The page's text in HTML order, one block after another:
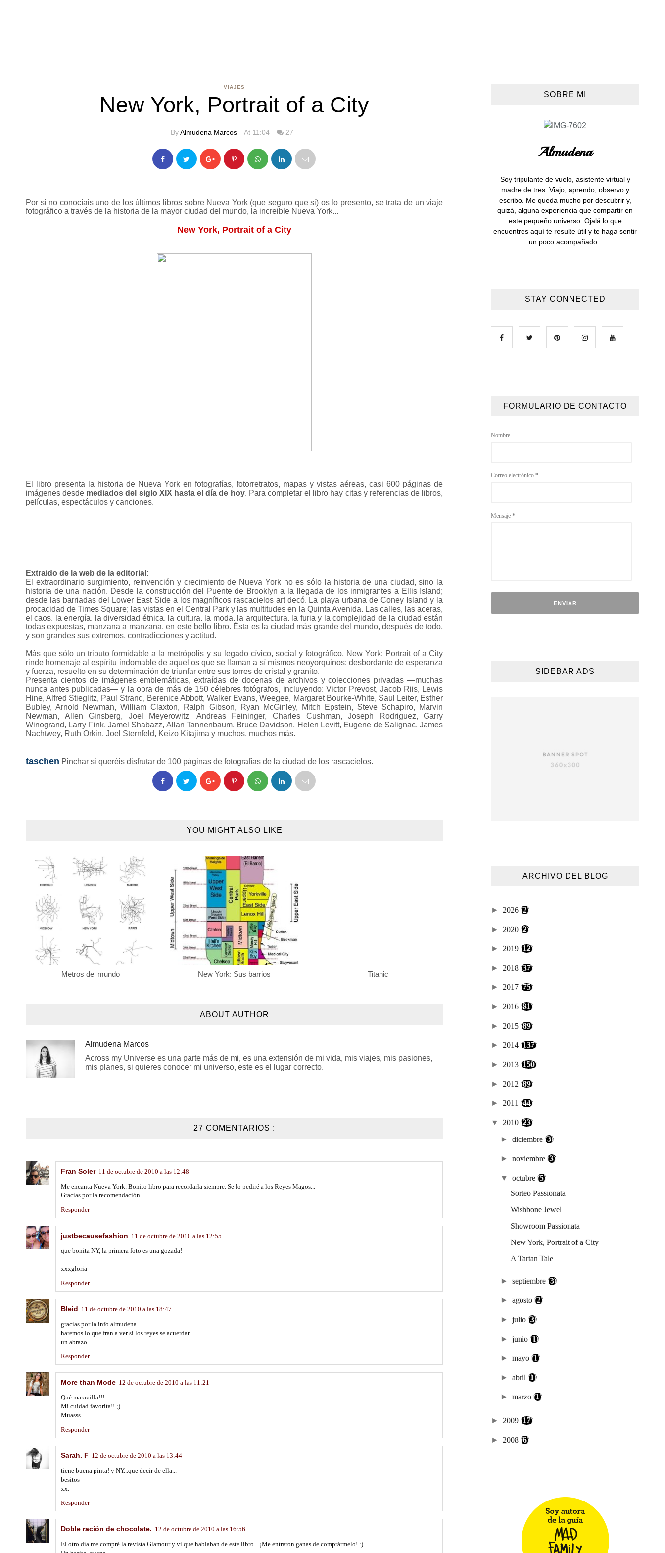
VIAJES
New York, Portrait of a City
ByAlmudena Marcos At 11:04 27
Por si no conocíais uno de los últimos libros sobre Nueva York (que seguro que si) os lo presento, se trata de un viaje
fotográfico a través de la historia de la mayor ciudad del mundo, la increible Nueva York...
New York, Portrait of a City
El libro presenta la historia de Nueva York enfotografías, fotorretratos, mapas y vistas aéreas, casi 600 páginas de
imágenes desde mediados del siglo XIX hasta el día de hoy. Para completar el libro hay citas y referencias de libros,
películas, espectáculos y canciones.
Extraido de la web de la editorial:
El extraordinario surgimiento, reinvención y crecimiento de Nueva York no es sólo la historia de una ciudad, sino la
historia de una nación. Desde la construcción del Puente de Brooklyn a la llegada de los inmigrantes a Ellis Island;
desde las barriadas del Lower East Side a los magníficos rascacielos art decó. La playa urbana de Coney Island y la
procacidad de Times Square; las vistas en el Central Park y las multitudes en la Quinta Avenida. Las calles, las aceras,
el caos, la energía, la diversidad étnica, la cultura, la moda, la arquitectura, la furia y la complejidad de la ciudad están
todas expuestas, manzana a manzana, en este bello libro. Ésta es la ciudad más grande del mundo, después de todo,
y son grandes sus extremos, contradicciones y actitud.
Más que sólo un tributo formidable a la metrópolis y su legado cívico, social y fotográfico, New York: Portrait of a City
rinde homenaje al espíritu indomable de aquellos que se llaman a sí mismos neoyorquinos: desbordante de esperanza
y fuerza, resuelto en su determinación de triunfar entre sus torres de cristal y granito.
Presenta cientos de imágenes emblemáticas, extraídas de docenas de archivos y colecciones privadas —muchas
nunca antes publicadas— y la obra de más de 150 célebres fotógrafos, incluyendo: Victor Prevost, Jacob Riis, Lewis
Hine, Alfred Stieglitz, Paul Strand, Berenice Abbott, Walker Evans, Weegee, Margaret Bourke-White, Saul Leiter, Esther
Bubley, Arnold Newman, William Claxton, Ralph Gibson, Ryan McGinley, Mitch Epstein, Steve Schapiro, Marvin
Newman, Allen Ginsberg, Joel Meyerowitz, Andreas Feininger, Charles Cushman, Joseph Rodriguez, Garry
Winogrand, Larry Fink, Jamel Shabazz, Allan Tannenbaum, Bruce Davidson, Helen Levitt, Eugene de Salignac, James
Nachtwey, Ruth Orkin, Joel Sternfeld, Keizo Kitajima y muchos, muchos más.
taschen Pinchar si queréis disfrutar de 100 páginas de fotografías de la ciudad de los rascacielos.
YOU MIGHT ALSO LIKE
Metros del mundo New York: Sus barrios Titanic
ABOUT AUTHOR
Almudena Marcos
Across my Universe es una parte más de mi, es una extensión de mi vida, mis viajes, mis pasiones,
mis planes, si quieres conocer mi universo, este es el lugar correcto.
27 COMENTARIOS :
Fran Soler 11 de octubre de 2010 a las 12:48
Me encanta Nueva York. Bonito libro para recordarla siempre. Se lo pediré a los Reyes Magos...
Gracias por la recomendación.
Responder
justbecausefashion 11 de octubre de 2010 a las 12:55
que bonita NY, la primera foto es una gozada!
xxxgloria
Responder
Bleid 11 de octubre de 2010 a las 18:47
gracias por la info almudena
haremos lo que fran a ver si los reyes se acuerdan
un abrazo
Responder
More than Mode 12 de octubre de 2010 a las 11:21
Qué maravilla!!!
Mi cuidad favorita!! ;)
Muasss
Responder
Sarah. F 12 de octubre de 2010 a las 13:44
tiene buena pinta! y NY...que decir de ella...
besitos
xx.
Responder
Doble ración de chocolate. 12 de octubre de 2010 a las 16:56
El otro día me compré la revista Glamour y vi que hablaban de este libro... ¡Me entraron ganas de comprármelo! :)
SOBRE MI
Almudena
Soy tripulante de vuelo, asistente virtual y
madre de tres. Viajo, aprendo, observo y
escribo. Me queda mucho por descubrir y,
quizá, alguna experiencia que compartir en
este pequeño universo. Ojalá lo que
encuentres aquí te resulte útil y te haga sentir
un poco acompañado..
STAY CONNECTED
FORMULARIO DE CONTACTO
Nombre
Correo electrónico *
Mensaje *
SIDEBAR ADS
ARCHIVO DEL BLOG
► 2026 (2)
► 2020 (2)
► 2019 (12)
► 2018 (37)
► 2017 (75)
► 2016 (81)
► 2015 (89)
► 2014 (137)
► 2013 (150)
► 2012 (89)
► 2011 (44)
▼ 2010 (23)
►diciembre(3)
►noviembre(3)
▼octubre(5)
Sorteo Passionata
Wishbone Jewel
Showroom Passionata
New York, Portrait of a City
A Tartan Tale
►septiembre(3)
►agosto(2)
►julio(3)
►junio(1)
►mayo(1)
►abril(1)
►marzo(1)
► 2009 (17)
► 2008 (6)